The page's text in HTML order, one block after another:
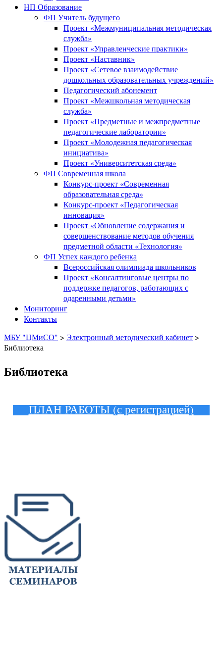
НП Образование
ФП Учитель будущего
Проект «Межмуниципальная методическая
служба»
Проект «Управленческие практики»
Проект «Наставник»
Проект «Сетевое взаимодействие
дошкольных образовательных учреждений»
Педагогический абонемент
Проект «Межшкольная методическая
служба»
Проект «Предметные и межпредметные
педагогические лаборатории»
Проект «Молодежная педагогическая
инициатива»
Проект «Университетская среда»
ФП Современная школа
Конкурс-проект «Современная
образовательная среда»
Конкурс-проект «Педагогическая
инновация»
Проект «Обновление содержания и
совершенствование методов обучения
предметной области «Технология»
ФП Успех каждого ребенка
Всероссийская олимпиада школьников
Проект «Консалтинговые центры по
поддержке педагогов, работающих с
одаренными детьми»
Мониторинг
Контакты
МБУ "ЦМиСО" > Электронный методический кабинет >
Библиотека
Библиотека
ПЛАН РАБОТЫ (с регистрацией)